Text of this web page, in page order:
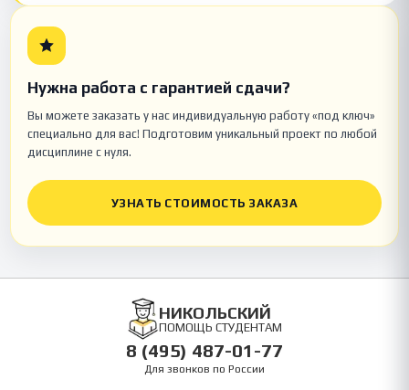
Нужна работа с гарантией сдачи?
Вы можете заказать у нас индивидуальную работу «под ключ»
специально для вас! Подготовим уникальный проект по любой
дисциплине с нуля.
УЗНАТЬ СТОИМОСТЬ ЗАКАЗА
НИКОЛЬСКИЙ
ПОМОЩЬ СТУДЕНТАМ
8 (495) 487-01-77
Для звонков по России